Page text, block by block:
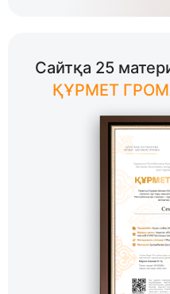
Сайтқа 25
ҚҰРМЕТ